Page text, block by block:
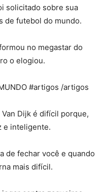
solicitado sobre sua
de futebol do mundo.
no megastar do
o elogiou.
#artigos /artigos
Dijk é difícil porque,
e inteligente.
de fechar você e quando
mais difícil.